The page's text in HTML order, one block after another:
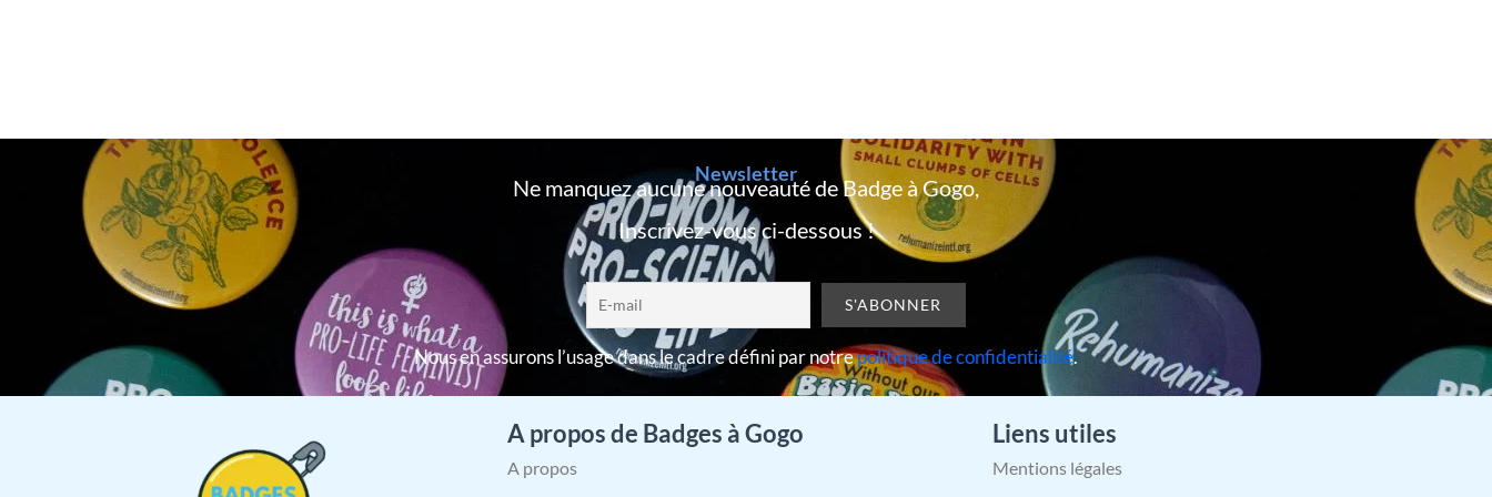
Newsletter
Ne manquez aucune nouveauté de Badge à Gogo,
Inscrivez-vous ci-dessous !
Nous en assurons l’usage dans le cadre défini par notrepolitique de confidentialité.
A propos de Badges à Gogo
A propos
Liens utiles
Mentions légales